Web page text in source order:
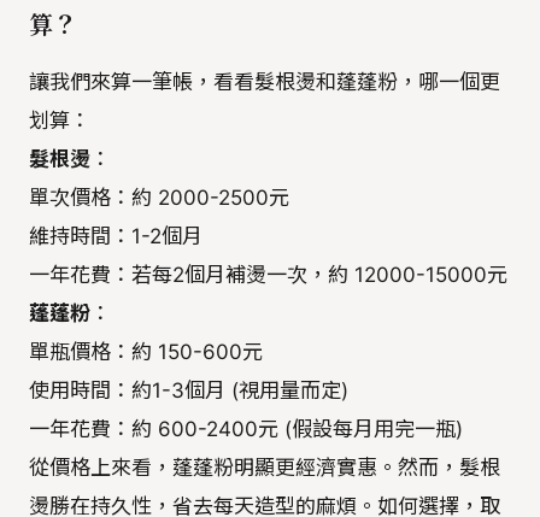
算？
讓我們來算一筆帳，看看髮根燙和蓬蓬粉，哪一個更
划算：
髮根燙 ：
單次價格：約 2000-2500元
維持時間：1-2個月
一年花費：若每2個月補燙一次，約 12000-15000元
蓬蓬粉 ：
單瓶價格：約 150-600元
使用時間：約1-3個月 (視用量而定)
一年花費：約 600-2400元 (假設每月用完一瓶)
從價格上來看，蓬蓬粉明顯更經濟實惠。然而，髮根
燙勝在持久性，省去每天造型的麻煩。如何選擇，取